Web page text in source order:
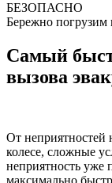
БЕЗОПАСНО
Бережно
Самый
вызова
От неприятностей
колесе, сложные
неприятность уже